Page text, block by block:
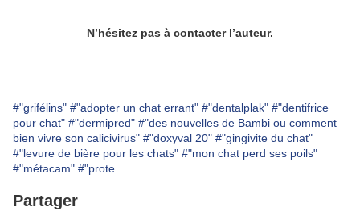
N’hésitez pas à contacter l’auteur.
#"grifélins" #"adopter un chat errant" #"dentalplak" #"dentifrice
pour chat" #"dermipred" #"des nouvelles de Bambi ou comment
bien vivre son calicivirus" #"doxyval 20" #"gingivite du chat"
#"levure de bière pour les chats" #"mon chat perd ses poils"
#"métacam" #"prote
Partager